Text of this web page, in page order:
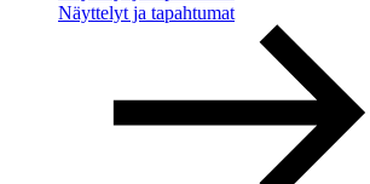
Näyttelyt ja tapahtumat